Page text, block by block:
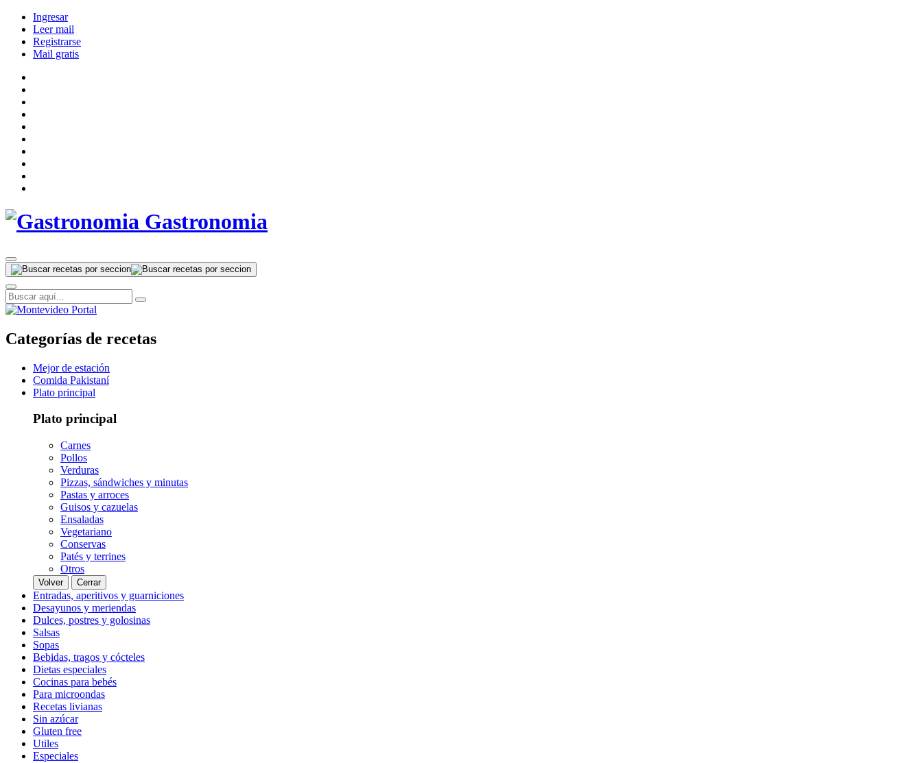
Ingresar
Leer mail
Registrarse
Mail gratis
Gastronomia
Categorías de recetas
Mejor de estación
Comida Pakistaní
Plato principal
Plato principal
Carnes
Pollos
Verduras
Pizzas, sándwiches y minutas
Pastas y arroces
Guisos y cazuelas
Ensaladas
Vegetariano
Conservas
Patés y terrines
Otros
Volver Cerrar
Entradas, aperitivos y guarniciones
Desayunos y meriendas
Dulces, postres y golosinas
Salsas
Sopas
Bebidas, tragos y cócteles
Dietas especiales
Cocinas para bebés
Para microondas
Recetas livianas
Sin azúcar
Gluten free
Utiles
Especiales